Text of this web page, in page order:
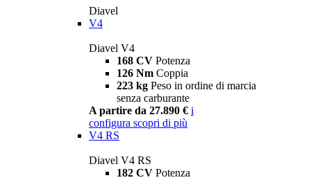
Diavel
V4
Diavel V4
168 CV Potenza
126 Nm Coppia
223 kg Peso in ordine di marcia
senza carburante
A partire da 27.890 € i
configura scopri di più
V4 RS
Diavel V4 RS
182 CV Potenza